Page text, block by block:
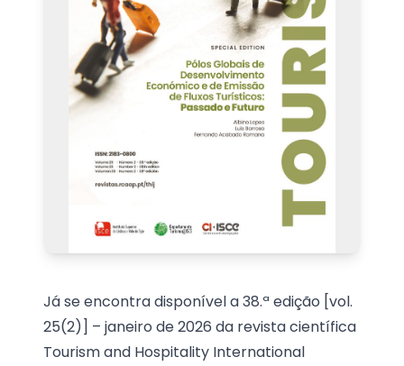
Já se encontra disponível a 38.ª edição [vol.
25(2)] – janeiro de 2026 da revista científica
Tourism and Hospitality International